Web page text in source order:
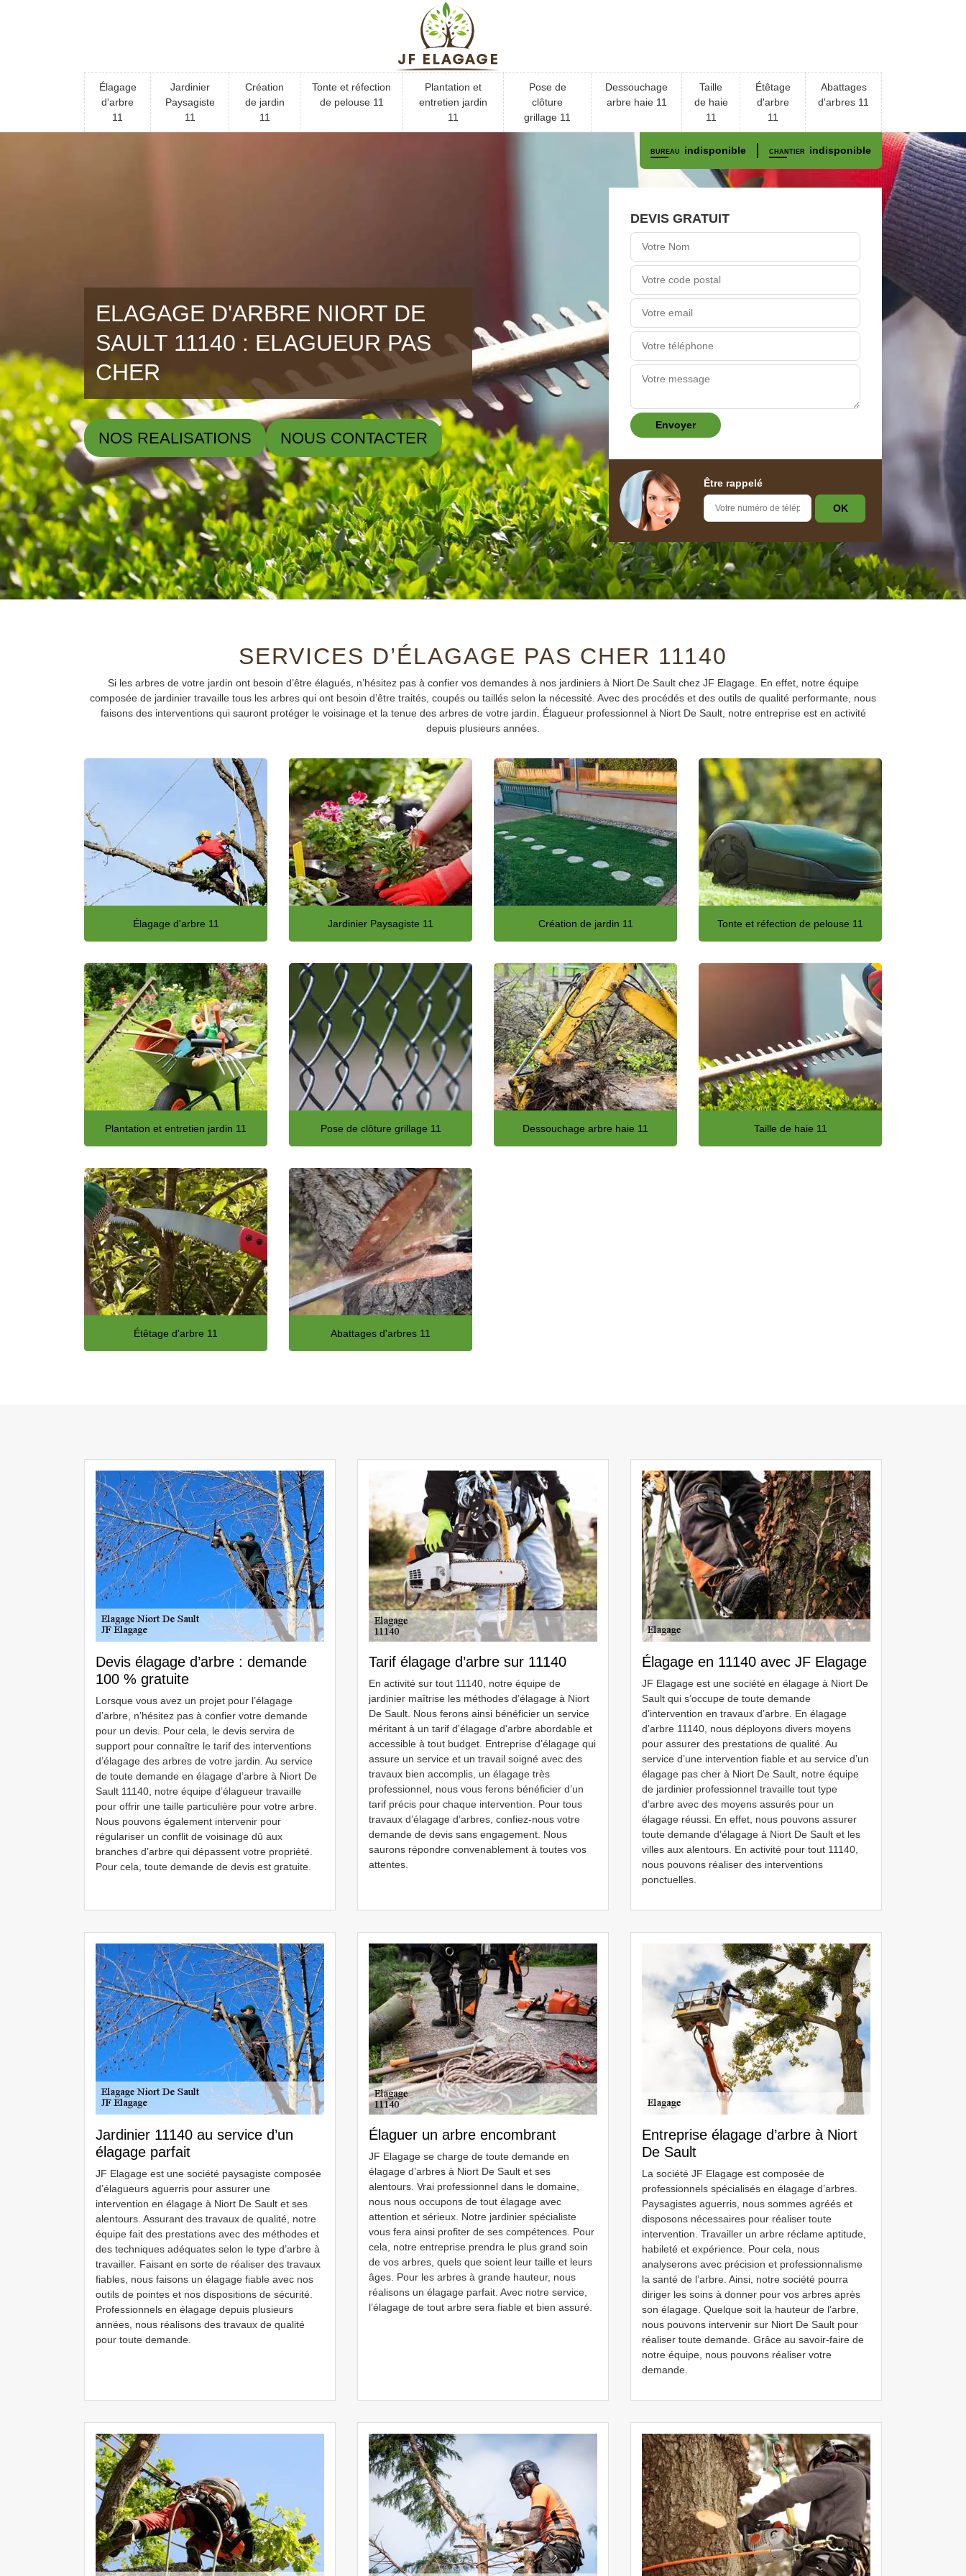
Élagage
d'arbre
11
Jardinier
Paysagiste
11
Création
de jardin
11
Tonte et réfection
de pelouse 11
Plantation et
entretien jardin
11
Pose de
clôture
grillage 11
Dessouchage
arbre haie 11
Taille
de haie
11
Étêtage
d'arbre
11
Abattages
d'arbres 11
BUREAU indisponible CHANTIER indisponible
ELAGAGE D'ARBRE NIORT DE
SAULT 11140 : ELAGUEUR PAS
CHER
NOS REALISATIONS NOUS CONTACTER
DEVIS GRATUIT
Être rappelé
SERVICES D’ÉLAGAGE PAS CHER 11140
Si les arbres de votre jardin ont besoin d’être élagués, n’hésitez pas à confier vos demandes à nos jardiniers à Niort De Sault chez JF Elagage. En effet, notre équipe
composée de jardinier travaille tous les arbres qui ont besoin d’être traités, coupés ou taillés selon la nécessité. Avec des procédés et des outils de qualité performante, nous
faisons des interventions qui sauront protéger le voisinage et la tenue des arbres de votre jardin. Élagueur professionnel à Niort De Sault, notre entreprise est en activité
depuis plusieurs années.
Élagage d'arbre 11 Jardinier Paysagiste 11 Création de jardin 11 Tonte et réfection de pelouse 11
Plantation et entretien jardin 11 Pose de clôture grillage 11 Dessouchage arbre haie 11 Taille de haie 11
Étêtage d'arbre 11 Abattages d'arbres 11
Devis élagage d’arbre : demande
100 % gratuite
Lorsque vous avez un projet pour l’élagage
d’arbre, n’hésitez pas à confier votre demande
pour un devis. Pour cela, le devis servira de
support pour connaître le tarif des interventions
d’élagage des arbres de votre jardin. Au service
de toute demande en élagage d’arbre à Niort De
Sault 11140, notre équipe d’élagueur travaille
pour offrir une taille particulière pour votre arbre.
Nous pouvons également intervenir pour
régulariser un conflit de voisinage dû aux
branches d’arbre qui dépassent votre propriété.
Pour cela, toute demande de devis est gratuite.
Tarif élagage d’arbre sur 11140
En activité sur tout 11140, notre équipe de
jardinier maîtrise les méthodes d’élagage à Niort
De Sault. Nous ferons ainsi bénéficier un service
méritant à un tarif d'élagage d'arbre abordable et
accessible à tout budget. Entreprise d’élagage qui
assure un service et un travail soigné avec des
travaux bien accomplis, un élagage très
professionnel, nous vous ferons bénéficier d’un
tarif précis pour chaque intervention. Pour tous
travaux d’élagage d’arbres, confiez-nous votre
demande de devis sans engagement. Nous
saurons répondre convenablement à toutes vos
attentes.
Élagage en 11140 avec JF Elagage
JF Elagage est une société en élagage à Niort De
Sault qui s’occupe de toute demande
d’intervention en travaux d’arbre. En élagage
d’arbre 11140, nous déployons divers moyens
pour assurer des prestations de qualité. Au
service d’une intervention fiable et au service d’un
élagage pas cher à Niort De Sault, notre équipe
de jardinier professionnel travaille tout type
d’arbre avec des moyens assurés pour un
élagage réussi. En effet, nous pouvons assurer
toute demande d’élagage à Niort De Sault et les
villes aux alentours. En activité pour tout 11140,
nous pouvons réaliser des interventions
ponctuelles.
Jardinier 11140 au service d’un
élagage parfait
JF Elagage est une société paysagiste composée
d’élagueurs aguerris pour assurer une
intervention en élagage à Niort De Sault et ses
alentours. Assurant des travaux de qualité, notre
équipe fait des prestations avec des méthodes et
des techniques adéquates selon le type d’arbre à
travailler. Faisant en sorte de réaliser des travaux
fiables, nous faisons un élagage fiable avec nos
outils de pointes et nos dispositions de sécurité.
Professionnels en élagage depuis plusieurs
années, nous réalisons des travaux de qualité
pour toute demande.
Élaguer un arbre encombrant
JF Elagage se charge de toute demande en
élagage d’arbres à Niort De Sault et ses
alentours. Vrai professionnel dans le domaine,
nous nous occupons de tout élagage avec
attention et sérieux. Notre jardinier spécialiste
vous fera ainsi profiter de ses compétences. Pour
cela, notre entreprise prendra le plus grand soin
de vos arbres, quels que soient leur taille et leurs
âges. Pour les arbres à grande hauteur, nous
réalisons un élagage parfait. Avec notre service,
l’élagage de tout arbre sera fiable et bien assuré.
Entreprise élagage d’arbre à Niort
De Sault
La société JF Elagage est composée de
professionnels spécialisés en élagage d’arbres.
Paysagistes aguerris, nous sommes agréés et
disposons nécessaires pour réaliser toute
intervention. Travailler un arbre réclame aptitude,
habileté et expérience. Pour cela, nous
analyserons avec précision et professionnalisme
la santé de l’arbre. Ainsi, notre société pourra
diriger les soins à donner pour vos arbres après
son élagage. Quelque soit la hauteur de l’arbre,
nous pouvons intervenir sur Niort De Sault pour
réaliser toute demande. Grâce au savoir-faire de
notre équipe, nous pouvons réaliser votre
demande.